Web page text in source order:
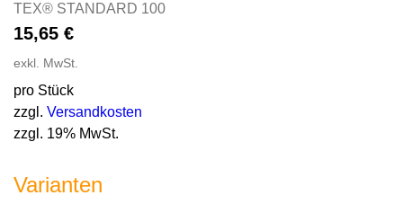
TEX® STANDARD 100
15,65 €
exkl. MwSt.
pro Stück
zzgl. Versandkosten
zzgl. 19% MwSt.
Varianten